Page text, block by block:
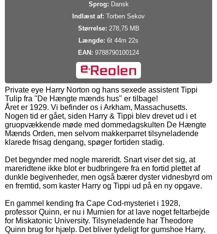
Sprog: Dansk
Indlæst af: Torben Sekov
Størrelse: 278,75 MB
Længde: 6t 44m 22s
EAN: 9788790100124
Private eye Harry Norton og hans sexede assistent Tippi
Tulip fra "De Hængte mænds hus" er tilbage!
Året er 1929. Vi befinder os i Arkham, Massachusetts.
Nogen tid er gået, siden Harry & Tippi blev drevet ud i et
gruopvækkende møde med dommedagskulten De Hængte
Mænds Orden, men selvom makkerparret tilsyneladende
klarede frisag dengang, spøger fortiden stadig.
Det begynder med nogle mareridt. Snart viser det sig, at
mareridtene ikke blot er budbringere fra en fortid plettet af
dunkle begivenheder, men også bærer dyster vidnesbyrd om
en fremtid, som kaster Harry og Tippi ud på en ny opgave.
En gammel kending fra Cape Cod-mysteriet i 1928,
professor Quinn, er nu i Murnien for at lave noget feltarbejde
for Miskatonic University. Tilsyneladende har Theodore
Quinn brug for hjælp. Det bliver tydeligt for gumshoe Harry,